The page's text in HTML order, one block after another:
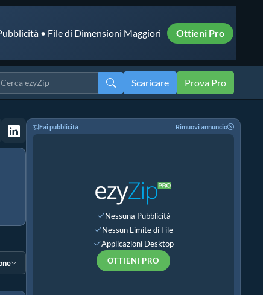
• File di Dimensioni Maggiori Ottieni Pro
Scaricare Prova Pro
Fai pubblicità Rimuovi annuncio
Nessuna Pubblicità
Nessun Limite di File
Applicazioni Desktop
OTTIENI PRO